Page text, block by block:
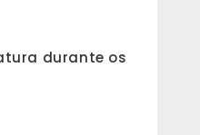
durante os